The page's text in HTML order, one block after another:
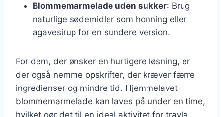
Blommemarmelade uden sukker: Brug
naturlige sødemidler som honning eller
agavesirup for en sundere version.
For dem, der ønsker en hurtigere løsning, er
der også nemme opskrifter, der kræver færre
ingredienser og mindre tid. Hjemmelavet
blommemarmelade kan laves på under en time,
hvilket gør det til en ideel aktivitet for travle